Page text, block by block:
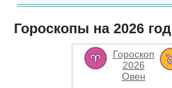
Гороскопы на 2026 год
Гороскоп
2026
Овен